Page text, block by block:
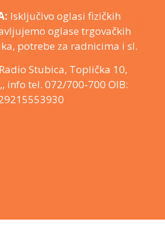
Isključivo oglasi fizičkih
oglase trgovačkih
potrebe za radnicima i sl.
Stubica, Toplička 10,
info tel. 072/700-700 OIB: